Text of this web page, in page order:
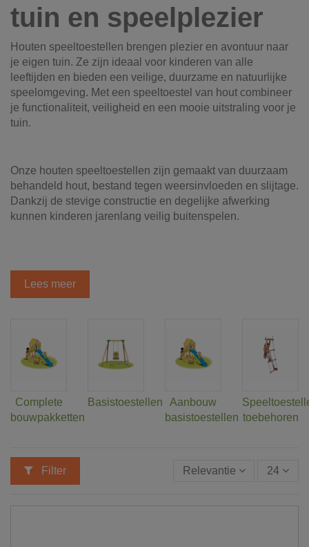
tuin en speelplezier
Houten speeltoestellen brengen plezier en avontuur naar
je eigen tuin. Ze zijn ideaal voor kinderen van alle
leeftijden en bieden een veilige, duurzame en natuurlijke
speelomgeving. Met een speeltoestel van hout combineer
je functionaliteit, veiligheid en een mooie uitstraling voor je
tuin.
Onze houten speeltoestellen zijn gemaakt van duurzaam
behandeld hout, bestand tegen weersinvloeden en slijtage.
Dankzij de stevige constructie en degelijke afwerking
kunnen kinderen jarenlang veilig buitenspelen.
Lees meer
Complete
bouwpakketten
Basistoestellen
Aanbouw
basistoestellen toebehoren
Filter Relevantie 24